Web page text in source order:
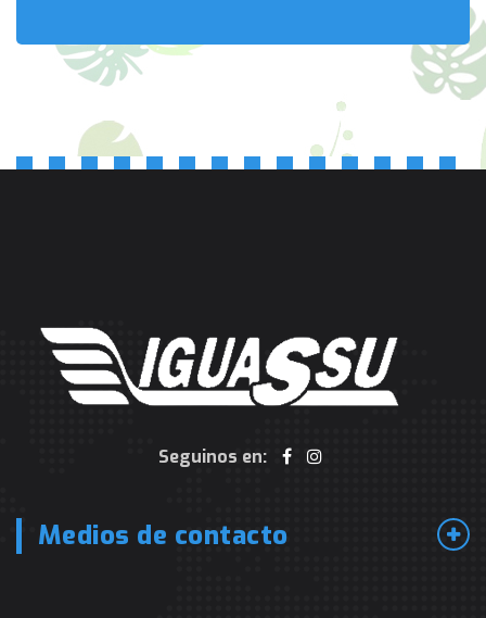
Seguinos en:
Medios de contacto